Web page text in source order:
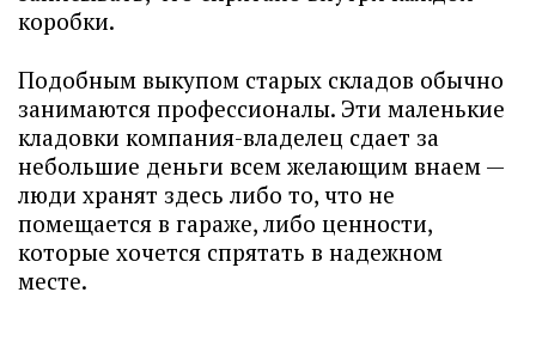
коробки.
Подобным выкупом старых складов обычно
занимаются профессионалы. Эти маленькие
кладовки компания-владелец сдает за
небольшие деньги всем желающим внаем —
люди хранят здесь либо то, что не
помещается в гараже, либо ценности,
которые хочется спрятать в надежном
месте.